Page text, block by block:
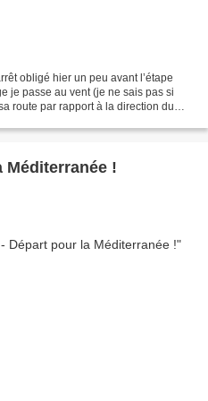
obligé hier un peu avant l’étape
je passe au vent (je ne sais pas si
route par rapport à la direction du
Méditerranée !